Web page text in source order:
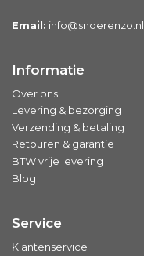
Email: info@snoerenzo.nl
Informatie
Over ons
Levering & bezorging
Verzending & betaling
Retouren & garantie
BTW vrije levering
Blog
Service
Klantenservice